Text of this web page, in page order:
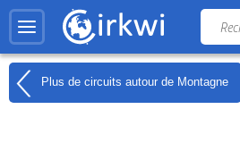
Plus de circuits autour de Montagne